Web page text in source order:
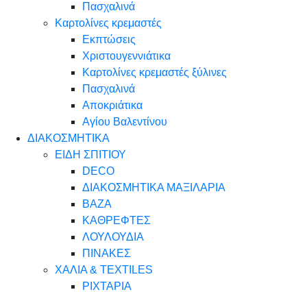
Πασχαλινά
Καρτολίνες κρεμαστές
Εκπτώσεις
Χριστουγεννιάτικα
Καρτολίνες κρεμαστές ξύλινες
Πασχαλινά
Αποκριάτικα
Αγίου Βαλεντίνου
ΔΙΑΚΟΣΜΗΤΙΚΑ
ΕΙΔΗ ΣΠΙΤΙΟΥ
DECO
ΔΙΑΚΟΣΜΗΤΙΚΑ ΜΑΞΙΛΑΡΙΑ
ΒΑΖΑ
ΚΑΘΡΕΦΤΕΣ
ΛΟΥΛΟΥΔΙΑ
ΠΙΝΑΚΕΣ
ΧΑΛΙΑ & TEXTILES
ΡΙΧΤΑΡΙΑ